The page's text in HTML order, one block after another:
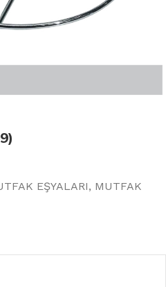
EŞYALARI, MUTFAK